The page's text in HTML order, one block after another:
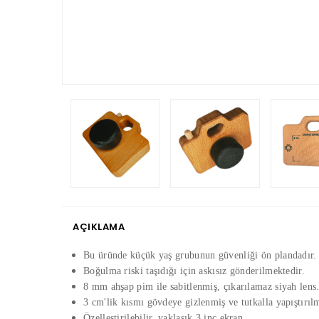
AÇIKLAMA
Bu üründe küçük yaş grubunun güvenliği ön plandadır.
Boğulma riski taşıdığı için askısız gönderilmektedir.
8 mm ahşap pim ile sabitlenmiş, çıkarılamaz siyah lens.
3 cm'lik kısmı gövdeye gizlenmiş ve tutkalla